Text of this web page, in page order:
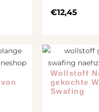
€12,45
Wollstoff
gekochte
Swafing